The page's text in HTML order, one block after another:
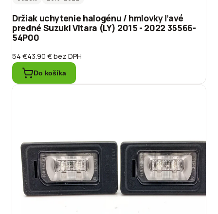
Držiak uchytenie halogénu / hmlovky ľavé
predné Suzuki Vitara (LY) 2015 - 2022 35566-
54P00
54 €43.90 €bez DPH
Do košíka